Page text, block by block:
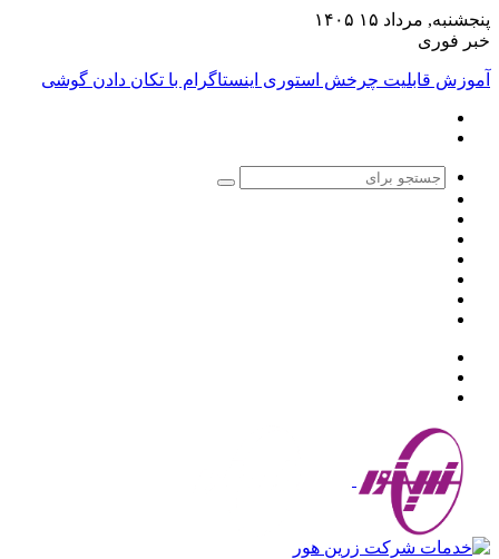
پنجشنبه, مرداد ۱۵ ۱۴۰۵
خبر فوری
آموزش قابلیت چرخش استوری اینستاگرام با تکان دادن گوشی
جستجو